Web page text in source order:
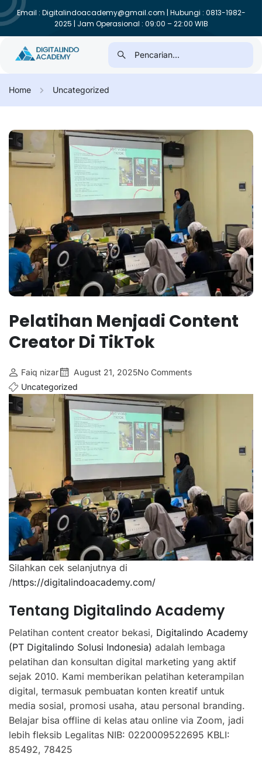
Email : Digitalindoacademy@gmail.com | Hubungi : 0813-1982-
2025 | Jam Operasional : 09:00 – 22:00 WIB
Home Uncategorized
Pelatihan Menjadi Content
Creator Di TikTok
Faiq nizar August 21, 2025No Comments
Uncategorized
Silahkan cek selanjutnya di
/https://digitalindoacademy.com/
Tentang Digitalindo Academy
Pelatihan content creator bekasi, Digitalindo Academy
(PT Digitalindo Solusi Indonesia) adalah lembaga
pelatihan dan konsultan digital marketing yang aktif
sejak 2010. Kami memberikan pelatihan keterampilan
digital, termasuk pembuatan konten kreatif untuk
media sosial, promosi usaha, atau personal branding.
Belajar bisa offline di kelas atau online via Zoom, jadi
lebih fleksib Legalitas NIB: 0220009522695 KBLI:
85492, 78425